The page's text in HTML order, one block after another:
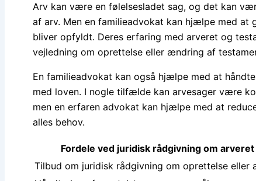
Arv kan være en følelsesladet sag, og det kan
af arv. Men en familieadvokat kan hjælpe med at
bliver opfyldt. Deres erfaring med arveret og
vejledning om oprettelse eller ændring af
En familieadvokat kan også hjælpe med at
med loven. I nogle tilfælde kan arvesager være
men en erfaren advokat kan hjælpe med at
alles behov.
Fordele ved juridisk rådgivning om
Tilbud om juridisk rådgivning om oprettelse